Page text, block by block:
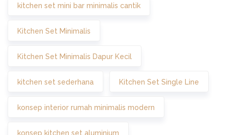
kitchen set mini bar minimalis cantik
Kitchen Set Minimalis
Kitchen Set Minimalis Dapur Kecil
kitchen set sederhana Kitchen Set Single Line
konsep interior rumah minimalis modern
konsep kitchen set aluminium